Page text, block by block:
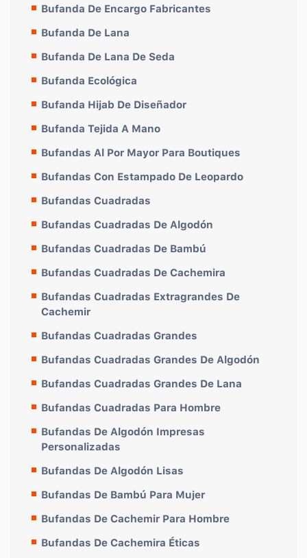
Bufanda De Encargo Fabricantes
Bufanda De Lana
Bufanda De Lana De Seda
Bufanda Ecológica
Bufanda Hijab De Diseñador
Bufanda Tejida A Mano
Bufandas Al Por Mayor Para Boutiques
Bufandas Con Estampado De Leopardo
Bufandas Cuadradas
Bufandas Cuadradas De Algodón
Bufandas Cuadradas De Bambú
Bufandas Cuadradas De Cachemira
Bufandas Cuadradas Extragrandes De
Cachemir
Bufandas Cuadradas Grandes
Bufandas Cuadradas Grandes De Algodón
Bufandas Cuadradas Grandes De Lana
Bufandas Cuadradas Para Hombre
Bufandas De Algodón Impresas
Personalizadas
Bufandas De Algodón Lisas
Bufandas De Bambú Para Mujer
Bufandas De Cachemir Para Hombre
Bufandas De Cachemira Éticas